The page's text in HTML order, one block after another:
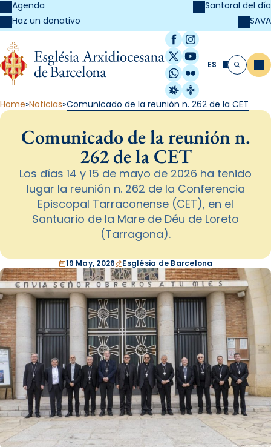
Agenda
Haz un donativo
Santoral del día
SAVA
Facebook
Instagram
X / Twitter
YouTube
WhatsApp
Flickr
Radio Estel
Catalunya
ES Buscar
Home Noticias Comunicado de la reunión n. 262 de la CET
Comunicado de la reunión n.
262 de la CET
Los días 14 y 15 de mayo de 2026 ha tenido
lugar la reunión n. 262 de la Conferencia
Episcopal Tarraconense (CET), en el
Santuario de la Mare de Déu de Loreto
(Tarragona).
19 May, 2026 Església de Barcelona